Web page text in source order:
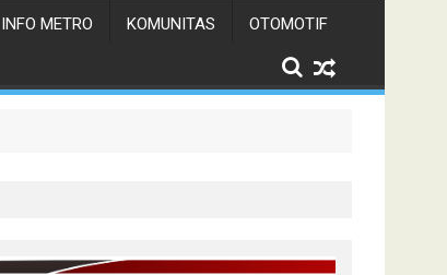
INFO METRO KOMUNITAS OTOMOTIF